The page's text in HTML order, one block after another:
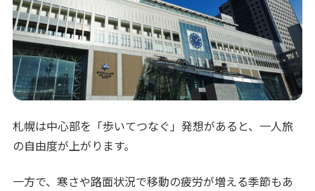
札幌は中心部を「歩いてつなぐ」発想があると、一人旅
の自由度が上がります。
一方で、寒さや路面状況で移動の疲労が増える季節もあ